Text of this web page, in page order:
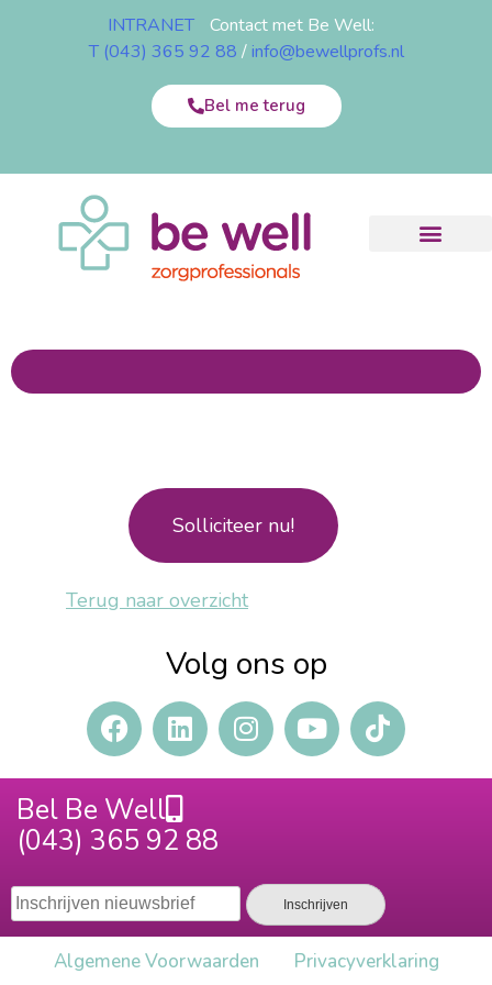
INTRANET
Contact met Be Well:
T (043) 365 92 88 / info@bewellprofs.nl
Bel me terug
Solliciteer nu!
Terug naar overzicht
Volg ons op
Bel Be Well
(043) 365 92 88
Algemene Voorwaarden
Privacy​verklaring